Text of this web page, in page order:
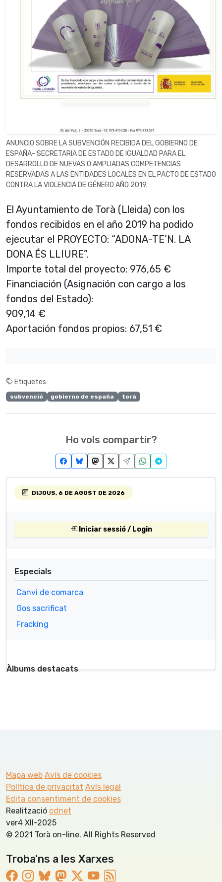
ANUNCIO SOBRE LA SUBVENCIÓN RECIBIDA DEL GOBIERNO DE
ESPAÑA- SECRETARIA DE ESTADO DE IGUALDAD PARA EL
DESARROLLO DE NUEVAS O AMPLIADAS COMPETENCIAS
RESERVADAS A LAS ENTIDADES LOCALES EN EL PACTO DE ESTADO
CONTRA LA VIOLENCIA DE GÉNERO AÑO 2019.
El Ayuntamiento de Torà (Lleida) con los
fondos recibidos en el año 2019 ha podido
ejecutar el PROYECTO: “ADONA-TE’N. LA
DONA ÉS LLIURE”.
Importe total del proyecto: 976,65 €
Financiación (Asignación con cargo a los
fondos del Estado):
909,14 €
Aportación fondos propios: 67,51 €
Etiquetes:
subvenció gobierno de españa torà
Ho vols compartir?
DIJOUS, 6 DE AGOST DE 2026
Iniciar sessió / Login
Especials
Canvi de comarca
Gos sacrificat
Fracking
Àlbums destacats
Mapa web Avís de cookies
Política de privacitat Avís legal
Edita consentiment de cookies
Realització cdnet
ver4 XII-2025
© 2021 Torà on-line. All Rights Reserved
Troba'ns a les Xarxes